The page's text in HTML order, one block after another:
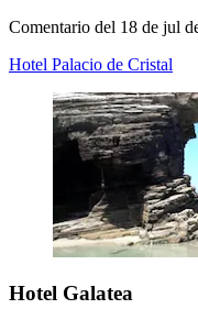
Comentario del 18 de jul
Hotel Palacio de Cristal
Hotel Galatea